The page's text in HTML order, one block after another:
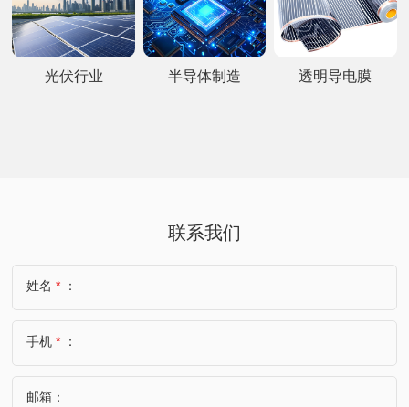
光伏行业 半导体制造 透明导电膜
联系我们
姓名* ：
手机* ：
邮箱：